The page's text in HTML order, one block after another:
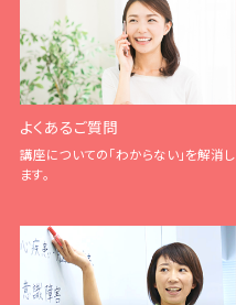
よくあるご質問
講座についての「わからない」を解消し
ます。